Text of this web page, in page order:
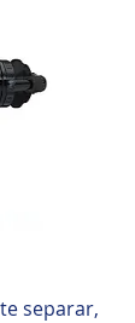
separar,